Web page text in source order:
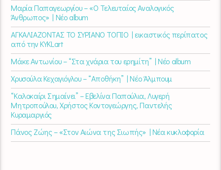
Μαρία Παπαγεωργίου – «Ο Τελευταίος Αναλογικός
Άνθρωπος» | Νέο album
ΑΓΚΑΛΙΑΖΟΝΤΑΣ ΤΟ ΣΥΡΙΑΝΟ ΤΟΠΙΟ | εικαστικός περίπατος
από την KYKLart
Μάκε Αντωνίου – “Στα χνάρια του ερημίτη” | Νέο album
Χρυσούλα Κεχαγιόγλου – “Αποθήκη” | Νέο Άλμπουμ
“Καλοκαίρι Σημαίνει” – Εβελίνα Παπούλια, Λυγερή
Μητροπούλου, Χρήστος Κοντογεώργης, Παντελής
Κυραμαργιός
Πάνος Ζώης – «Στον Αιώνα της Σιωπής» | Νέα κυκλοφορία